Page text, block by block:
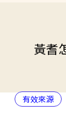
黃耆
有效來源